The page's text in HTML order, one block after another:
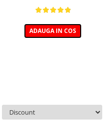
ADAUGA IN COS